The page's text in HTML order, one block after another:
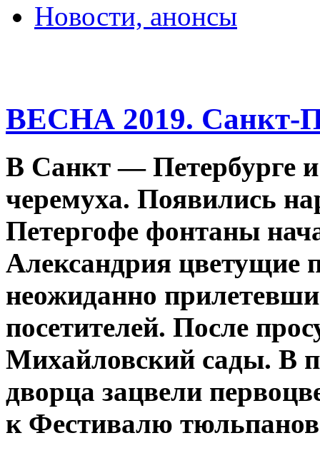
Новости, анонсы
ВЕСНА 2019. Санкт-
В Санкт — Петербурге и
черемуха. Появились
Петергофе фонтаны
Александрия цветущие
неожиданно
посетителей. После
Михайловский сады. В
дворца зацвели
к Фестивалю